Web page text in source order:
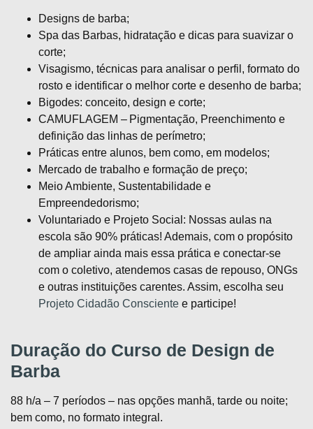
Designs de barba;
Spa das Barbas, hidratação e dicas para suavizar o
corte;
Visagismo, técnicas para analisar o perfil, formato do
rosto e identificar o melhor corte e desenho de barba;
Bigodes: conceito, design e corte;
CAMUFLAGEM – Pigmentação, Preenchimento e
definição das linhas de perímetro;
Práticas entre alunos, bem como, em modelos;
Mercado de trabalho e formação de preço;
Meio Ambiente, Sustentabilidade e
Empreendedorismo;
Voluntariado e Projeto Social: Nossas aulas na
escola são 90% práticas! Ademais, com o propósito
de ampliar ainda mais essa prática e conectar-se
com o coletivo, atendemos casas de repouso, ONGs
e outras instituições carentes. Assim, escolha seu
Projeto Cidadão Consciente e participe!
Duração do Curso de Design de
Barba
88 h/a – 7 períodos – nas opções manhã, tarde ou noite;
bem como, no formato integral.